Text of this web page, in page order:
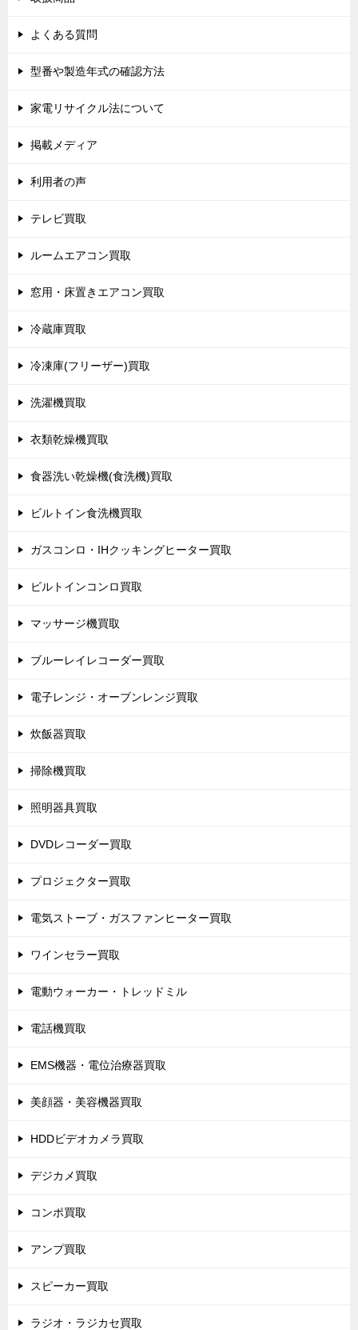
よくある質問
型番や製造年式の確認方法
家電リサイクル法について
掲載メディア
利用者の声
テレビ買取
ルームエアコン買取
窓用・床置きエアコン買取
冷蔵庫買取
冷凍庫(フリーザー)買取
洗濯機買取
衣類乾燥機買取
食器洗い乾燥機(食洗機)買取
ビルトイン食洗機買取
ガスコンロ・IHクッキングヒーター買取
ビルトインコンロ買取
マッサージ機買取
ブルーレイレコーダー買取
電子レンジ・オーブンレンジ買取
炊飯器買取
掃除機買取
照明器具買取
DVDレコーダー買取
プロジェクター買取
電気ストーブ・ガスファンヒーター買取
ワインセラー買取
電動ウォーカー・トレッドミル
電話機買取
EMS機器・電位治療器買取
美顔器・美容機器買取
HDDビデオカメラ買取
デジカメ買取
コンポ買取
アンプ買取
スピーカー買取
ラジオ・ラジカセ買取